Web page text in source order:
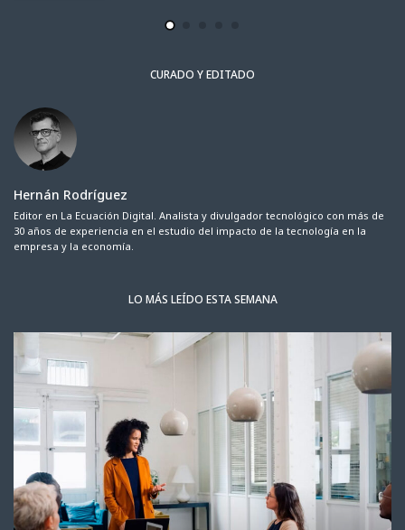
CURADO Y EDITADO
Hernán Rodríguez
Editor en La Ecuación Digital. Analista y divulgador tecnológico con más de
30 años de experiencia en el estudio del impacto de la tecnología en la
empresa y la economía.
LO MÁS LEÍDO ESTA SEMANA